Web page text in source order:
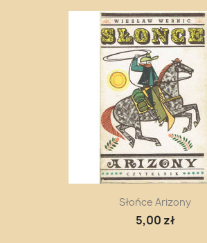
Słońce Arizony
5,00 zł